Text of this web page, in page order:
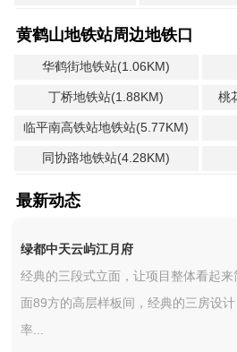
黄鹤山地铁站周边地铁口
华鹤街地铁站(1.06KM)
丁桥地铁站(1.88KM) 桃
临平南高铁站地铁站(5.77KM)
同协路地铁站(4.28KM)
最新动态
绿都中天云屿江月府
经典的三段式立面，让项目整体看起
面89方的高层样板间，经典的三房设
率...